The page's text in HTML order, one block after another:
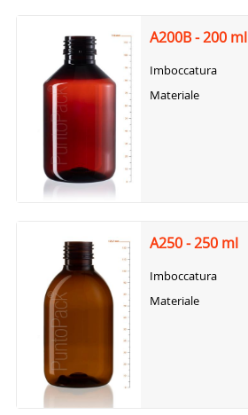
A200B - 200 ml
Imboccatura
Materiale
A250 - 250 ml
Imboccatura
Materiale